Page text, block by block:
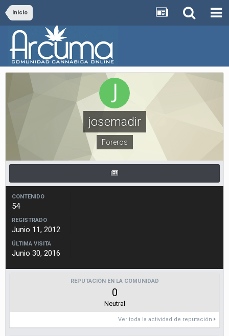
Inicio
josemadir
Foreros
CONTENIDO
54
REGISTRADO
Junio 11, 2012
ÚLTIMA VISITA
Junio 30, 2016
REPUTACIÓN EN LA COMUNIDAD
0
Neutral
Ver toda la actividad de reputación